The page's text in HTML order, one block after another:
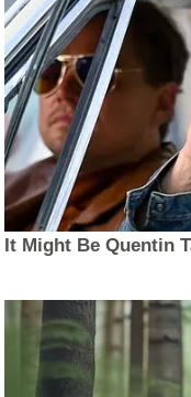
It Might Be Quentin